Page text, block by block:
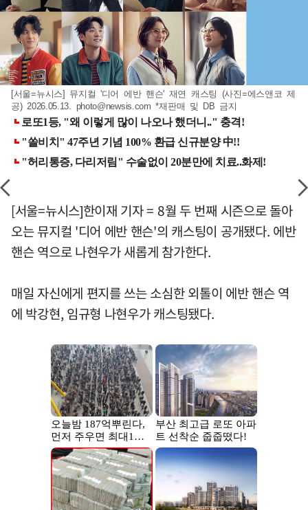
[서울=뉴시스] 뮤지컬 '디어 에반 핸슨' 재연 캐스팅 (사진=에스앤코 제
공) 2026.05.13. photo@newsis.com *재판매 및 DB 금지
[서울=뉴시스]한이재 기자 = 8월 두 번째 시즌으로 돌아
오는 뮤지컬 '디어 에반 핸슨'의 캐스팅이 공개됐다. 에반
핸슨 역으로 나현우가 새롭게 참가한다.
매일 자신에게 편지를 쓰는 소심한 외톨이 에반 핸슨 역
에 박강현, 임규형 나현우가 캐스팅됐다.